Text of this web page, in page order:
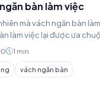
bàn làm việc
mà vách ngăn bàn
làm việc lại được ưa
0 1 min
vách ngăn bàn